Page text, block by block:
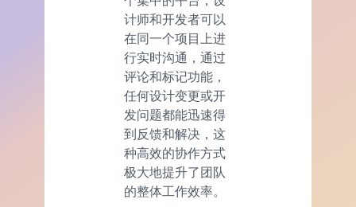
计师和开发者可以
在同一个项目上进
行实时沟通，通过
评论和标记功能，
任何设计变更或开
发问题都能迅速得
到反馈和解决，这
种高效的协作方式
极大地提升了团队
的整体工作效率。